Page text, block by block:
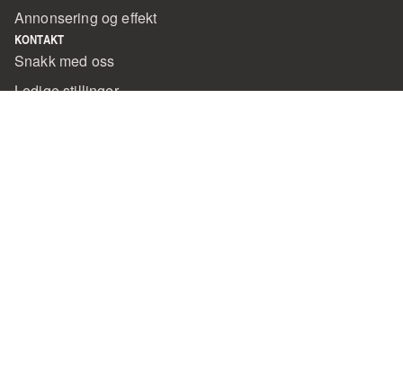
Annonsering og effekt
KONTAKT
Snakk med oss
Ledige stillinger